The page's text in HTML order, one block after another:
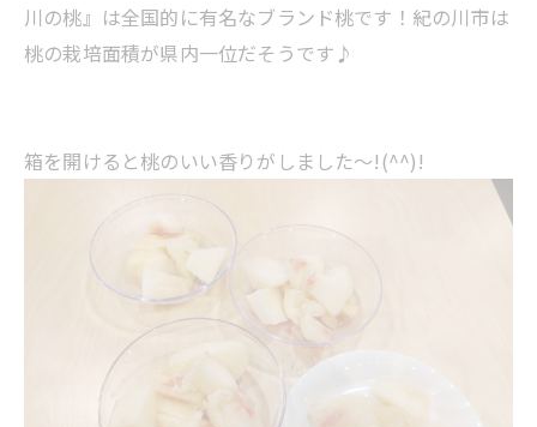
川の桃』は全国的に有名なブランド桃です！紀の川市は
桃の栽培面積が県内一位だそうです♪
箱を開けると桃のいい香りがしました～!(^^)!